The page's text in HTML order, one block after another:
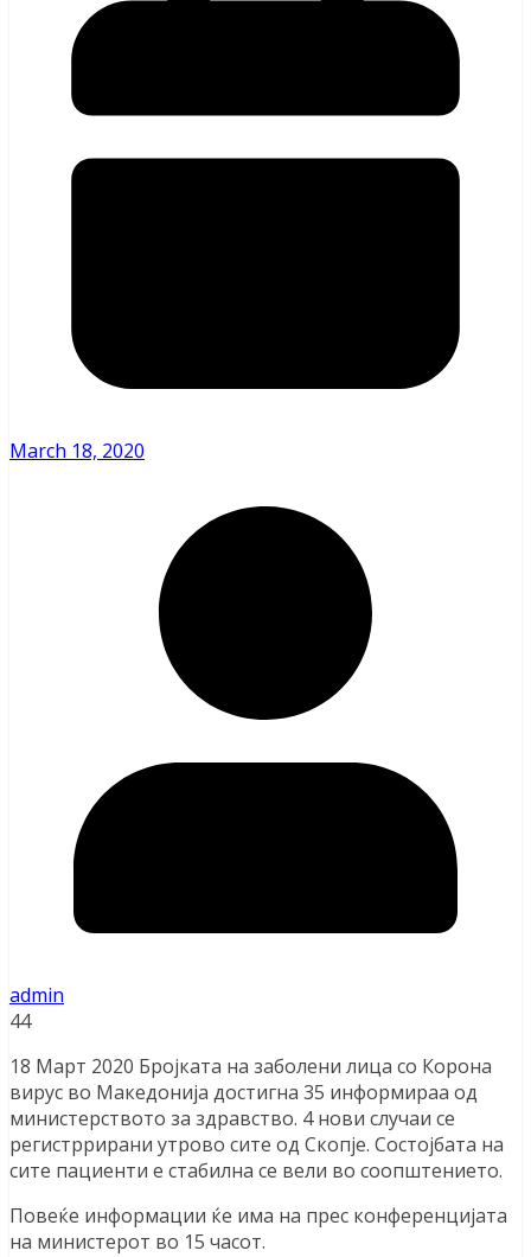
March 18, 2020
admin
44
18 Март 2020 Бројката на заболени лица со Корона
вирус во Македонија достигна 35 информираа од
министерството за здравство. 4 нови случаи се
регистррирани утрово сите од Скопје. Состојбата на
сите пациенти е стабилна се вели во соопштението.
Повеќе информации ќе има на прес конференцијата
на министерот во 15 часот.